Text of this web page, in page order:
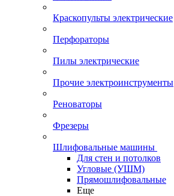
Краскопульты электрические
Перфораторы
Пилы электрические
Прочие электроинструменты
Реноваторы
Фрезеры
Шлифовальные машины
Для стен и потолков
Угловые (УШМ)
Прямошлифовальные
Еще